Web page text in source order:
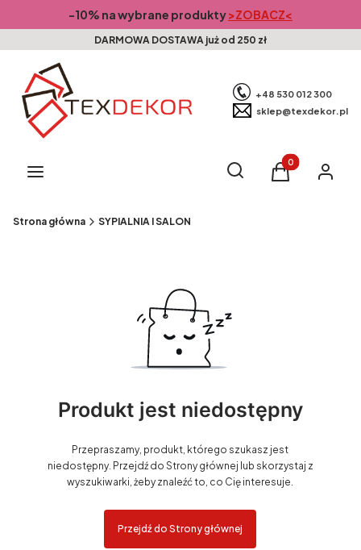
-10% na wybrane produkty>ZOBACZ<
DARMOWA DOSTAWA już od 250 zł
+48 530 012 300
sklep@texdekor.pl
Menu Otwórz wyszukiwarkę
Szukaj Produkty w
Koszyk Zaloguj
Strona główna SYPIALNIA I SALON
Produkt jest niedostępny
Przepraszamy, produkt, którego szukasz jest
niedostępny. Przejdź do Strony głównej lub skorzystaj z
wyszukiwarki, żeby znaleźć to, co Cię interesuje.
Przejdź do Strony głównej